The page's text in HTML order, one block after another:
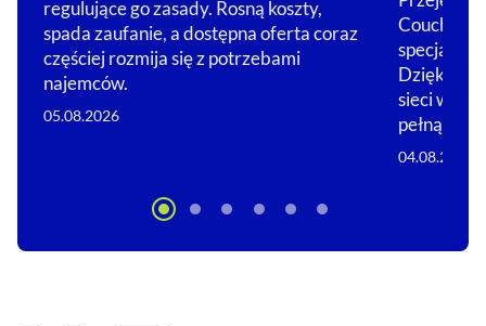
regulujące go zasady. Rosną koszty,
spada zaufanie, a dostępna oferta coraz
częściej rozmija się z potrzebami
najemców.
05.08.2026
Couche-
Dzięki nim
sieci w
pełną…
04.08.2026